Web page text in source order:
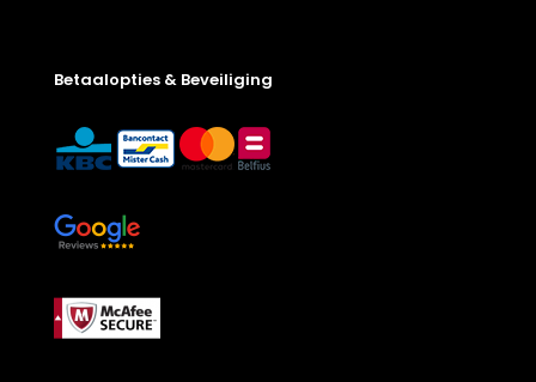
Betaalopties & Beveiliging